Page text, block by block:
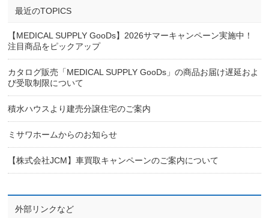
最近のTOPICS
【MEDICAL SUPPLY GooDs】2026サマーキャンペーン実施中！
注目商品をピックアップ
カタログ販売「MEDICAL SUPPLY GooDs」の商品お届け遅延およ
び受取制限について
積水ハウスより建売分譲住宅のご案内
ミサワホームからのお知らせ
【株式会社JCM】車買取キャンペーンのご案内について
外部リンクなど